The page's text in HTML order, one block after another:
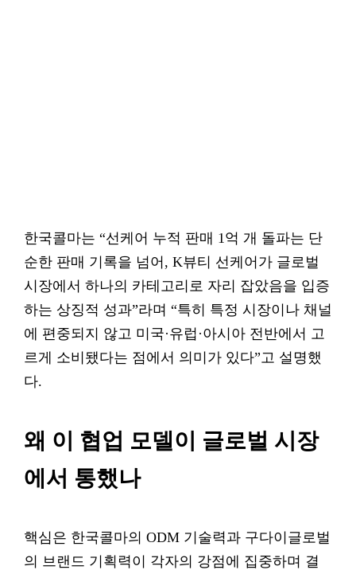
한국콜마는 “선케어 누적 판매 1억 개 돌파는 단
순한 판매 기록을 넘어, K뷰티 선케어가 글로벌
시장에서 하나의 카테고리로 자리 잡았음을 입증
하는 상징적 성과”라며 “특히 특정 시장이나 채널
에 편중되지 않고 미국·유럽·아시아 전반에서 고
르게 소비됐다는 점에서 의미가 있다”고 설명했
다.
왜 이 협업 모델이 글로벌 시장
에서 통했나
핵심은 한국콜마의 ODM 기술력과 구다이글로벌
의 브랜드 기획력이 각자의 강점에 집중하며 결